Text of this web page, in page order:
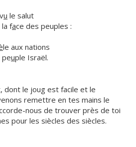
u le salut
face des peuples :
le aux nations
peuple Israël.
dont le joug est facile et le
remettre en tes mains le
nous de trouver près de toi
pour les siècles des siècles.